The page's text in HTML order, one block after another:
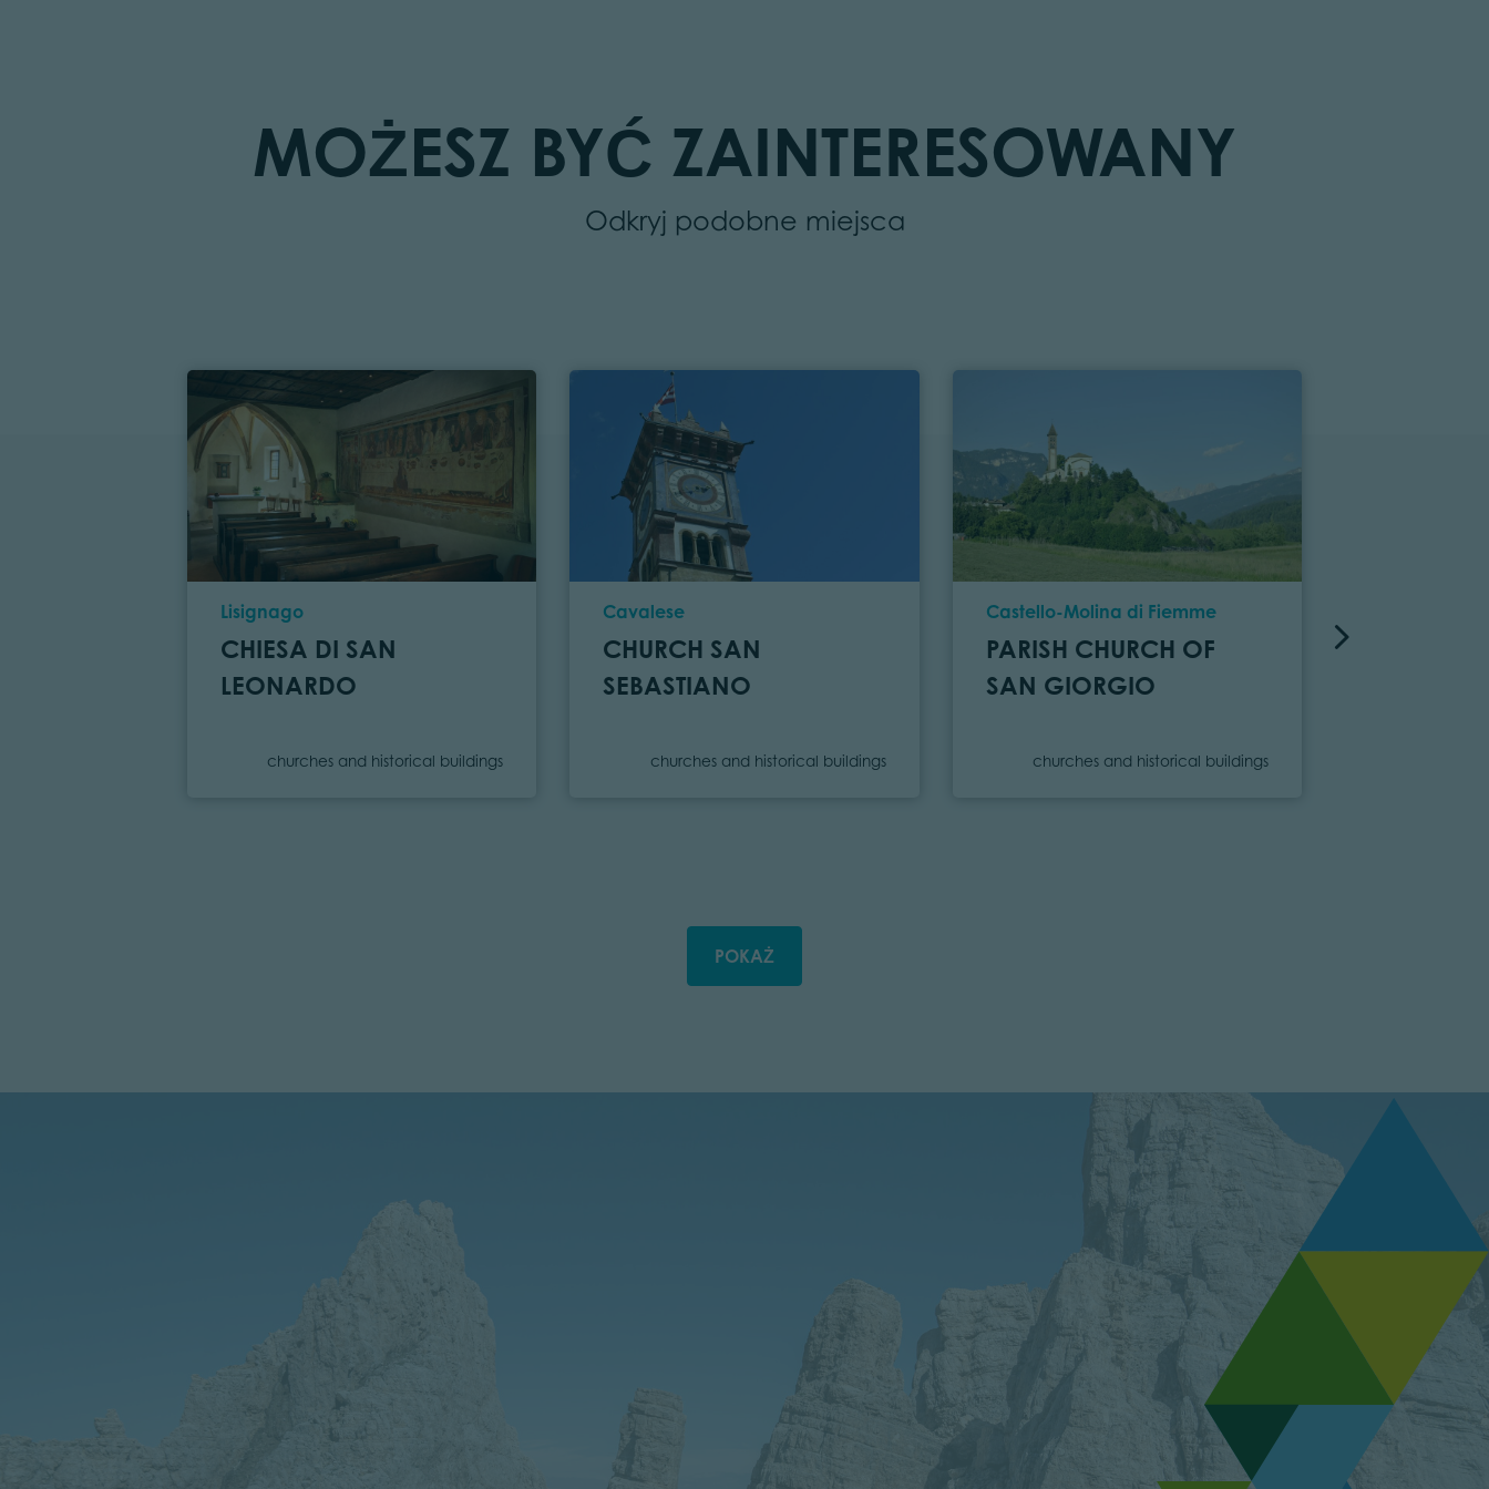
MOŻESZ BYĆ ZAINTERESOWANY
Odkryj podobne miejsca
Location
Lisignago
CHIESA DI SAN
LEONARDO
Category
churches and historical buildings
Location
Cavalese
CHURCH SAN
SEBASTIANO
Category
churches and historical buildings
Location
Castello-Molina di Fiemme
PARISH CHURCH OF
SAN GIORGIO
Category
churches and historical buildings
POKAŻ